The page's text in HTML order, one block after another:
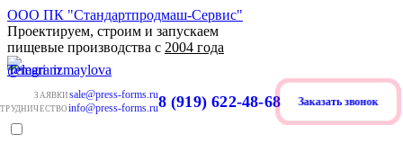
ООО ПК "Стандартпродмаш-Сервис"
Проектируем, строим и запускаем
пищевые производства с 2004 года
ЗАЯВКИ sale@press-forms.ru
info@press-forms.ru8 (919) 622-48-68 Заказать звонок